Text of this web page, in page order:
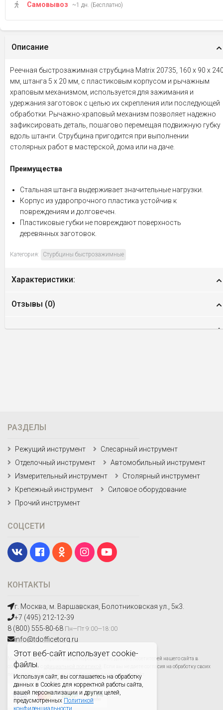
Этот веб-сайт использует cookie-
файлы.
Используя сайт, вы соглашаетесь на обработку
данных в Cookies для корректной работы сайта,
вашей персонализации и других целей,
предусмотренных Политикой
конфиденциальности.
Самовывоз ~1 дн. (Бесплатно)
Описание
Реечная быстрозажимная струбцина Matrix 20735, 160 х 90 х
мм, штанга 5 х 20 мм, с пластиковым корпусом и рычажным
храповым механизмом, используется для зажимания и
удержания заготовок с целью их скрепления или последующей
обработки. Рычажно-храповый механизм позволяет надежно
зафиксировать деталь, пошагово перемещая подвижную губку
вдоль штанги. Струбцина пригодится при выполнении
столярных работ в мастерской, дома или на даче.
Преимущества
Стальная штанга выдерживает значительные нагрузки.
Корпус из ударопрочного пластика устойчив к
повреждениям и долговечен.
Пластиковые губки не повреждают поверхность
деревянных заготовок.
Категория: Стурбцины быстрозажимные
Характеристики:
Отзывы (0)
КОНТАКТЫ
г. Москва, м. Варшавская, Болотниковская ул., 5к3.
+7 (495) 212-12-39
8 (800) 555-80-68 Пн—Пт 9:00—18:00
info@tdofficetorg.ru
Мы получаем и обрабатываем персональные данные посетителей нашего сайта в
соответствии с
. Если вы не даете согласия на обработку своих
персональных данных,вам необходимо покинуть наш сайт.
РАЗДЕЛЫ
Режущий инструмент
Слесарный инструмент
Отделочный инструмент
Автомобильный инструмент
Измерительный инструмент
Столярный инструмент
Крепежный инструмент
Силовое оборудование
Прочий инструмент
СОЦСЕТИ